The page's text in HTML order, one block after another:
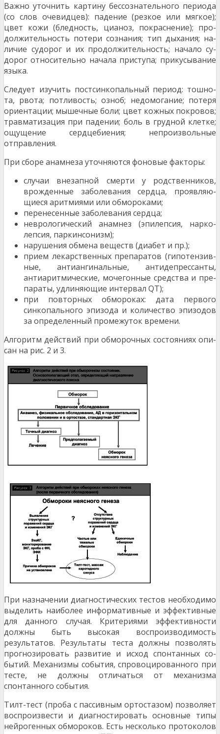
Важно уточнить картину бессознательного периода
(со слов очевидцев): падение (резкое или мягкое);
цвет кожи (бледность, цианоз, покраснение); про­
должительность потери сознания; тип дыхания; на­
личие судорог и их продолжительность; начало су­
дорог относительно начала приступа; прикусывание
языка.
Следует изучить постсинкопальный период: тошно­
та, рвота; потливость; озноб; недомогание; потеря
ориентации; мышечные боли; цвет кожных покро­вов;
травматизация при падении; боль в грудной клетке;
ощущение сердцебиения; непроизвольные
отправления.
При сборе анамнеза уточняются фоновые факто­ры:
случаи внезапной смерти у родственников,
врожденные заболевания сердца, проявляю­
щиеся аритмиями или обмороками;
перенесенные заболевания сердца;
неврологический анамнез (эпилепсия, нарко­
лепсия, паркинсонизм);
нарушения обмена веществ (диабет и пр.);
прием лекарственных препаратов (гипотензив­
ные, антиангинальные, антидепрессанты,
антиаритмические, мочегонные средства и пре­
параты, удлиняющие интервал QT);
при повторных обмороках: дата первого
синкопального эпизода и количество эпизодов
за оп­ределенный промежуток времени.
Алгоритм действий при обморочных состояниях опи­
сан на рис. 2 и 3.
При назначении диагностических тестов необходи­мо
выделить наиболее информативные и эффек­тивные
для данного случая. Критериями эффек­тивности
должны быть высокая воспроизводимость
результатов. Результаты теста должны позволять
прогнозировать развитие и исход спонтанных со­
бытий. Механизмы события, спровоцированного при
тесте, не должны отличаться от механизма
спонтанного события.
Тилт-тест (проба с пассивным ортостазом) позво­ляет
воспроизвести и диагностировать основные типы
нейрогенных обмороков. Есть несколько про­токолов